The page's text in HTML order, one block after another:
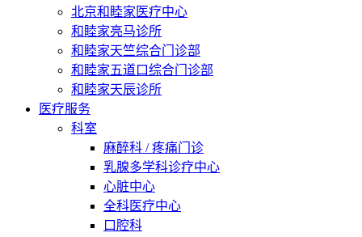
北京和睦家医疗中心
和睦家亮马诊所
和睦家天竺综合门诊部
和睦家五道口综合门诊部
和睦家天辰诊所
医疗服务
科室
麻醉科 / 疼痛门诊
乳腺多学科诊疗中心
心脏中心
全科医疗中心
口腔科